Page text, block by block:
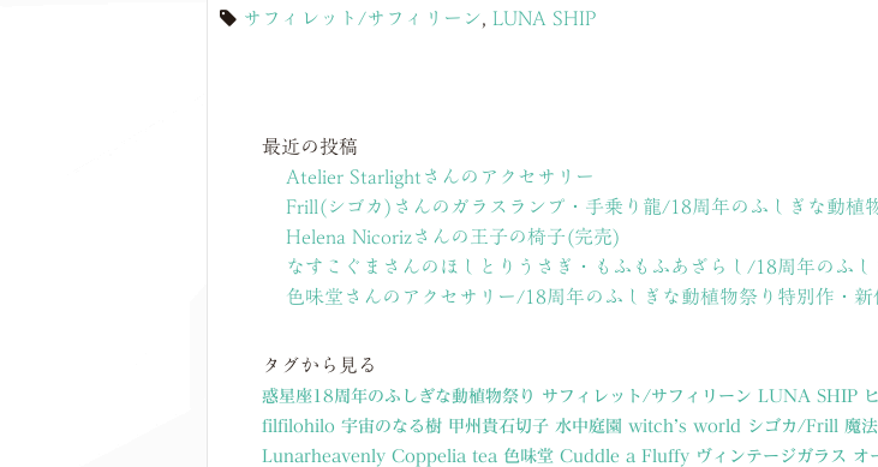
サフィレット/サフィリーン, LUNA SHIP
最近の投稿
Atelier Starlightさんのアクセサリー
Frill(シゴカ)さんのガラスランプ・手乗り龍/18周年のふしぎな動植
Helena Nicorizさんの王子の椅子(完売)
なすこぐまさんのほしとりうさぎ・もふもふあざらし/18周年のふ
色味堂さんのアクセサリー/18周年のふしぎな動植物祭り特別作・新
タグから見る
惑星座18周年のふしぎな動植物祭り サフィレット/サフィリーン LUNA SHIP
filfilohilo 宇宙のなる樹 甲州貴石切子 水中庭園 witch’s world シゴカ/Frill 魔
Lunarheavenly Coppelia tea 色味堂 Cuddle a Fluffy ヴィンテージガラス オ